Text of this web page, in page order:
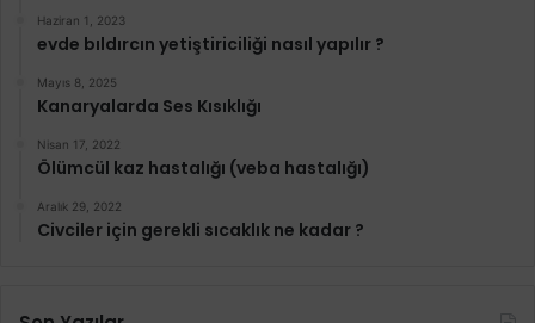
Haziran 1, 2023
evde bıldırcın yetiştiriciliği nasıl yapılır ?
Mayıs 8, 2025
Kanaryalarda Ses Kısıklığı
Nisan 17, 2022
Ölümcül kaz hastalığı (veba hastalığı)
Aralık 29, 2022
Civciler için gerekli sıcaklık ne kadar ?